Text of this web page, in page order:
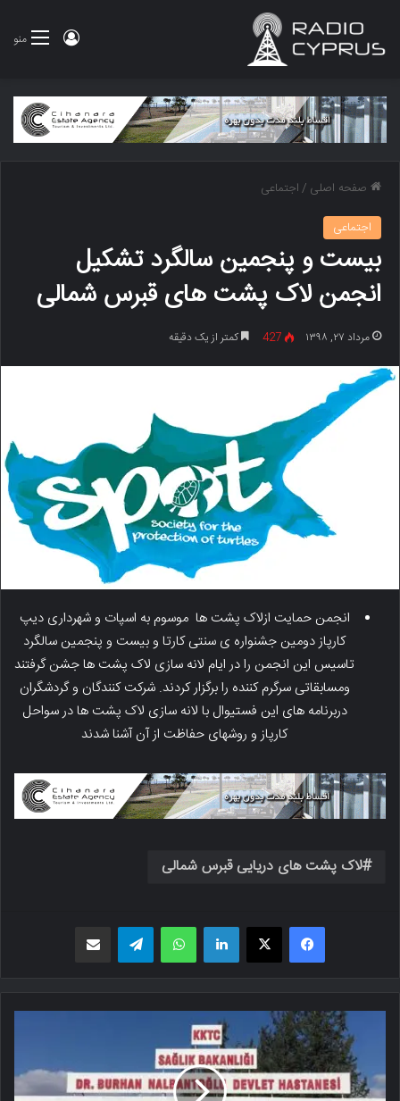
منو ورود
صفحه اصلی /اجتماعی
اجتماعی
بیست و پنجمین سالگرد تشکیل
انجمن لاک پشت های قبرس شمالی
مرداد ۲۷, ۱۳۹۸ 427 کمتر از یک دقیقه
انجمن حمایت ازلاک پشت ها موسوم به اسپات و شهرداری دیپ
کارپاز دومین جشنواره ی سنتی کارتا و بیست و پنجمین سالگرد
تاسیس این انجمن را در ایام لانه سازی لاک پشت ها جشن گرفتند
ومسابقاتی سرگرم کننده را برگزار کردند. شرکت کنندگان و گردشگران
دربرنامه های این فستیوال با لانه سازی لاک پشت ها در سواحل
کارپاز و روشهای حفاظت از آن آشنا شدند
لاک پشت های دریایی قبرس شمالی
فیسبوک X لینکدین واتس اپ